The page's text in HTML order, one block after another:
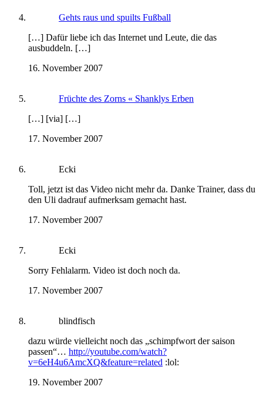
Gehts raus und spuilts Fußball
[…] Dafür liebe ich das Internet und Leute, die das
ausbuddeln. […]
16. November 2007
Früchte des Zorns « Shanklys Erben
[…] [via] […]
17. November 2007
Ecki
Toll, jetzt ist das Video nicht mehr da. Danke Trainer, dass du
den Uli dadrauf aufmerksam gemacht hast.
17. November 2007
Ecki
Sorry Fehlalarm. Video ist doch noch da.
17. November 2007
blindfisch
dazu würde vielleicht noch das „schimpfwort der saison
passen“… http://youtube.com/watch?
v=6eH4u6AmcXQ&feature=related :lol:
19. November 2007